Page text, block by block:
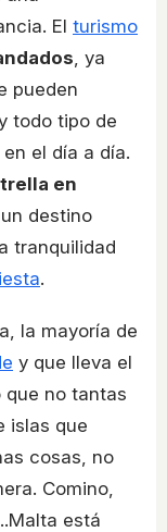
El turismo
, ya
pueden
todo tipo de
el día a día.
en
un destino
tranquilidad
.
la mayoría de
y que lleva el
que no tantas
islas que
cosas, no
Comino,
está